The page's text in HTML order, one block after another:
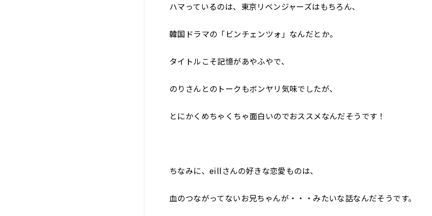
ハマっているのは、東京リベンジャーズはもちろん、
韓国ドラマの「ビンチェンツォ」なんだとか。
タイトルこそ記憶があやふやで、
のりさんとのトークもボンヤリ気味でしたが、
とにかくめちゃくちゃ面白いのでおススメなんだそうです！
ちなみに、eillさんの好きな恋愛ものは、
血のつながってないお兄ちゃんが・・・みたいな話なんだそうです。